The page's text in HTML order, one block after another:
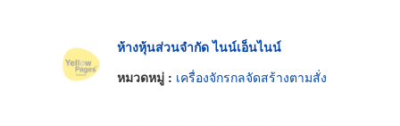
ห้างหุ้นส่วนจำกัด ไนน์เอ็นไนน์
หมวดหมู่ : เครื่องจักรกลจัดสร้างตามสั่ง